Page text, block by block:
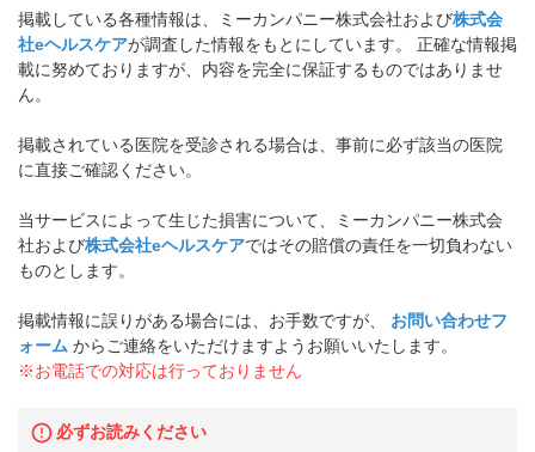
掲載している各種情報は、ミーカンパニー株式会社および株式会
社eヘルスケアが調査した情報をもとにしています。 正確な情報掲
載に努めておりますが、内容を完全に保証するものではありませ
ん。
掲載されている医院を受診される場合は、事前に必ず該当の医院
に直接ご確認ください。
当サービスによって生じた損害について、ミーカンパニー株式会
社および株式会社eヘルスケアではその賠償の責任を一切負わない
ものとします。
掲載情報に誤りがある場合には、お手数ですが、
お問い合わせフ
ォーム からご連絡をいただけますようお願いいたします。
※お電話での対応は行っておりません
必ずお読みください